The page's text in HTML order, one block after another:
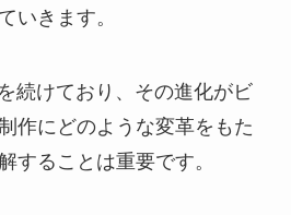
いきます。
続けており、その進化がビ
作にどのような変革をもた
することは重要です。